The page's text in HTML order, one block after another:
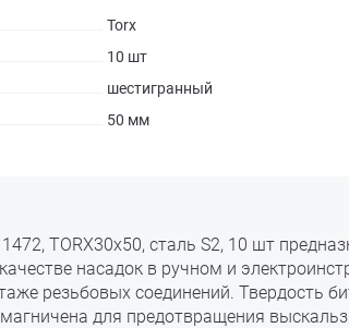
Torx
10 шт
шестигранный
50 мм
TORX30х50, сталь S2, 10 шт
насадок в ручном и
резьбовых соединений. Твердость
для предотвращения